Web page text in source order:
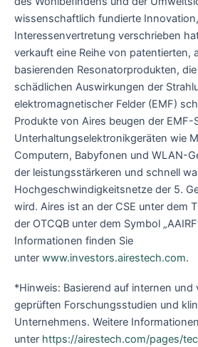
wissenschaftlich fundierte
Interessenvertretung verschrieben
verkauft eine Reihe von patentierten,
basierenden Resonatorprodukten,
schädlichen Auswirkungen der
elektromagnetischer Felder (EMF)
Produkte von Aires beugen der EMF-
Unterhaltungselektronikgeräten wie
Computern, Babyfonen und WLAN-
der leistungsstärkeren und schnell
Hochgeschwindigkeitsnetze der 5.
wird. Aires ist an der CSE unter dem
der OTCQB unter dem Symbol
Informationen finden Sie
unter www.investors.airestech.com.
*Hinweis: Basierend auf internen und
geprüften Forschungsstudien und
Unternehmens. Weitere
unter https://airestech.com/pages/